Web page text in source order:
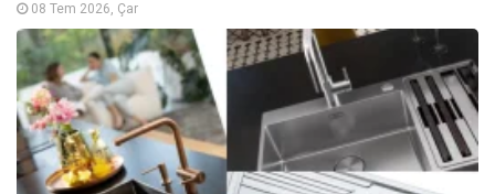
08 Tem 2026, Çar